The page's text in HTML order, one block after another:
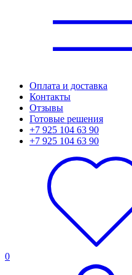
Оплата и доставка
Контакты
Отзывы
Готовые решения
+7 925 104 63 90
+7 925 104 63 90
0